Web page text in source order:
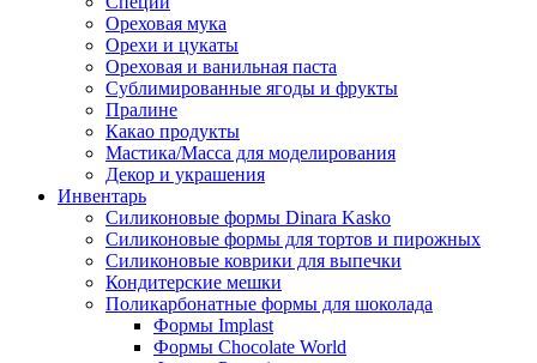
Ореховая мука
Орехи и цукаты
Ореховая и ванильная паста
Сублимированные ягоды и фрукты
Пралине
Какао продукты
Мастика/Масса для моделирования
Декор и украшения
Инвентарь
Силиконовые формы Dinara Kasko
Силиконовые формы для тортов и пирожных
Силиконовые коврики для выпечки
Кондитерские мешки
Поликарбонатные формы для шоколада
Формы Implast
Формы Chocolate World